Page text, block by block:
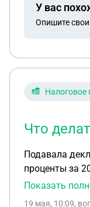
У вас
Опишите
Налоговое
Что
Подавала
проценты за
нужно после
Показать
19 мая, 10:09,